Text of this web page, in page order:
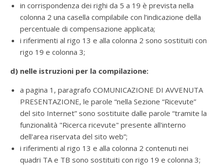
in corrispondenza dei righi da 5 a 19 è prevista nella
colonna 2 una casella compilabile con l’indicazione della
percentuale di compensazione applicata;
i riferimenti al rigo 13 e alla colonna 2 sono sostituiti con
rigo 19 e colonna 3;
d) nelle istruzioni per la compilazione:
a pagina 1, paragrafo COMUNICAZIONE DI AVVENUTA
PRESENTAZIONE, le parole “nella Sezione “Ricevute”
del sito Internet” sono sostituite dalle parole “tramite la
funzionalità "Ricerca ricevute" presente all'interno
dell'area riservata del sito web”;
i riferimenti al rigo 13 e alla colonna 2 contenuti nei
quadri TA e TB sono sostituiti con rigo 19 e colonna 3;